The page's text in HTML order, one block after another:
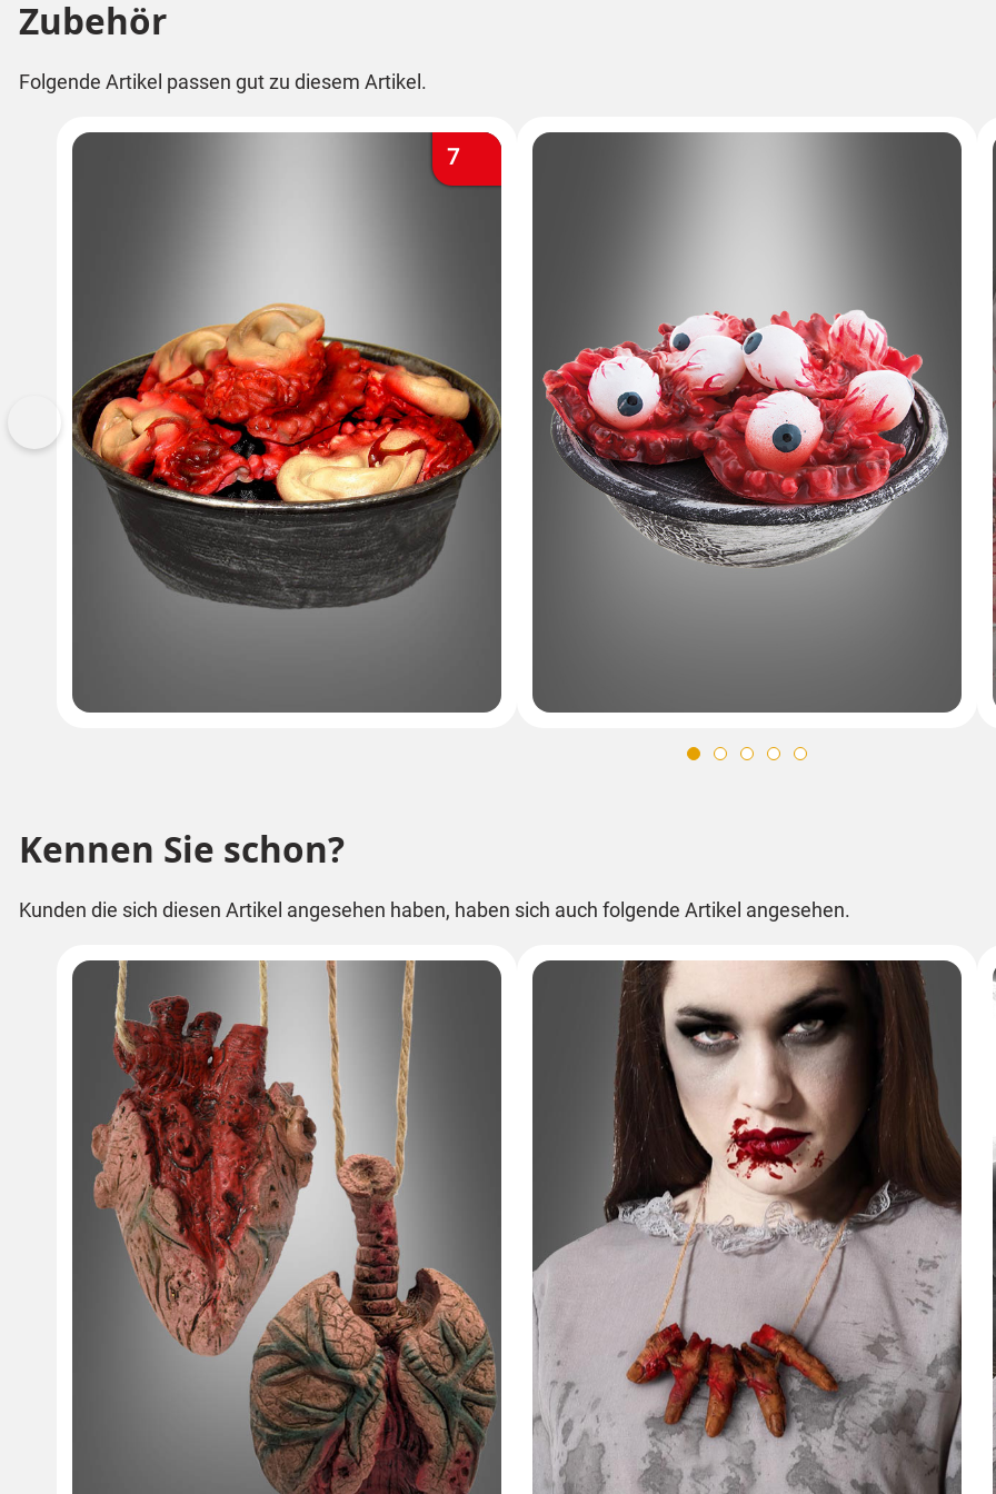
Zubehör
Folgende Artikel passen gut zu diesem Artikel.
7
Vorherige
Kennen Sie schon?
Kunden die sich diesen Artikel angesehen haben, haben sich auch folgende Artikel angesehen.